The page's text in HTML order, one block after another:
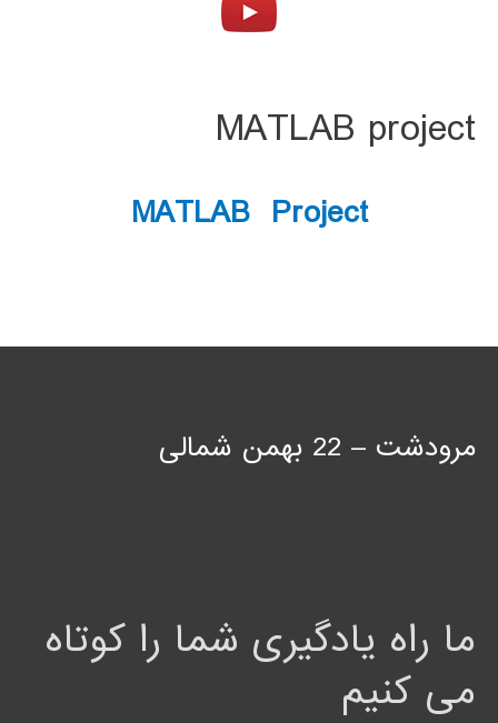
MATLAB project
MATLAB Project
مرودشت – 22 بهمن شمالی
ما راه یادگیری شما را کوتاه
می کنیم